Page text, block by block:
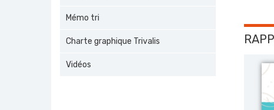
Mémo tri
Charte graphique Trivalis
Vidéos